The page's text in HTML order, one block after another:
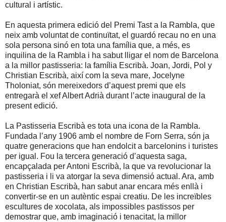
cultural i artístic.
En aquesta primera edició del Premi Tast a la Rambla, que
neix amb voluntat de continuïtat, el guardó recau no en una
sola persona sinó en tota una família que, a més, es
inquilina de la Rambla i ha sabut lligar el nom de Barcelona
a la millor pastisseria: la família Escribà. Joan, Jordi, Pol y
Christian Escribà, així com la seva mare, Jocelyne
Tholoniat, són mereixedors d’aquest premi que els
entregarà el xef Albert Adrià durant l’acte inaugural de la
present edició.
La Pastisseria Escribà es tota una icona de la Rambla.
Fundada l’any 1906 amb el nombre de Forn Serra, són ja
quatre generacions que han endolcit a barcelonins i turistes
per igual. Fou la tercera generació d’aquesta saga,
encapçalada per Antoni Escribà, la que va revolucionar la
pastisseria i li va atorgar la seva dimensió actual. Ara, amb
en Christian Escribà, han sabut anar encara més enllà i
convertir-se en un autèntic espai creatiu. De les increïbles
escultures de xocolata, als impossibles pastissos per
demostrar que, amb imaginació i tenacitat, la millor